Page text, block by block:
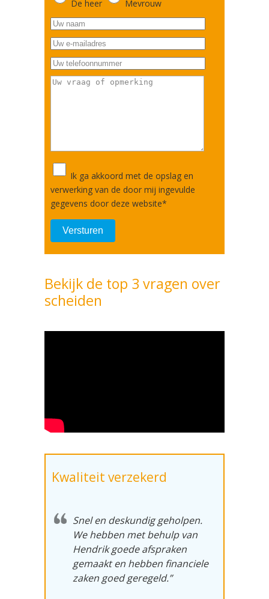
De heer Mevrouw
Ik ga akkoord met de opslag en
verwerking van de door mij ingevulde
gegevens door deze website*
Bekijk de top 3 vragen over
scheiden
Kwaliteit verzekerd
Snel en deskundig geholpen.
We hebben met behulp van
Hendrik goede afspraken
gemaakt en hebben financiele
zaken goed geregeld.”